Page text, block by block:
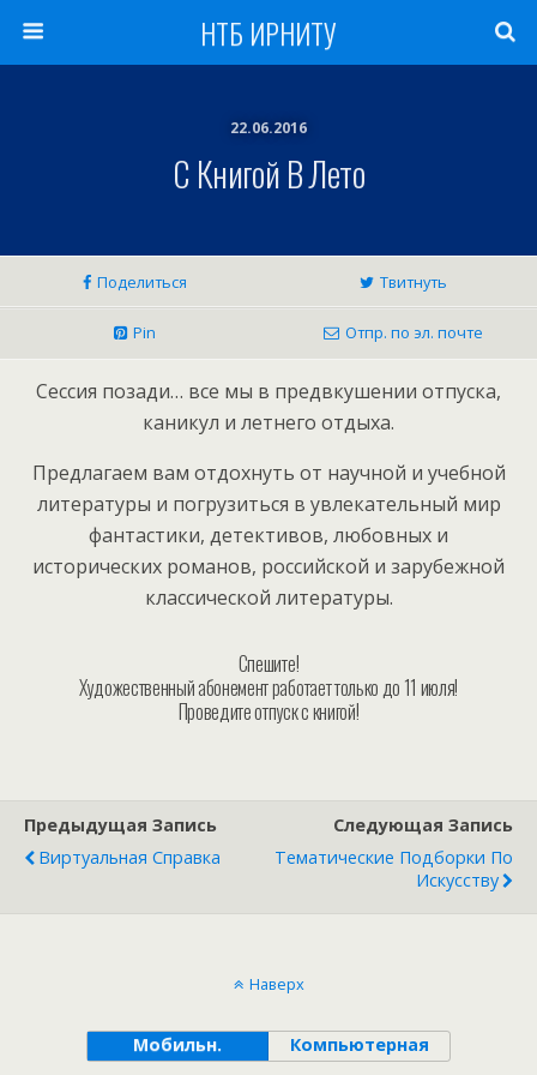
НТБ ИРНИТУ
22.06.2016
С Книгой В Лето
Поделиться Твитнуть
Pin Отпр. по эл. почте
Сессия позади… все мы в предвкушении отпуска,
каникул и летнего отдыха.
Предлагаем вам отдохнуть от научной и учебной
литературы и погрузиться в увлекательный мир
фантастики, детективов, любовных и
исторических романов, российской и зарубежной
классической литературы.
Спешите!
Художественный абонемент работает только до 11 июля!
Проведите отпуск с книгой!
Предыдущая Запись
Виртуальная Справка
Следующая Запись
Тематические Подборки По
Искусству
Наверх
Мобильн. Компьютерная